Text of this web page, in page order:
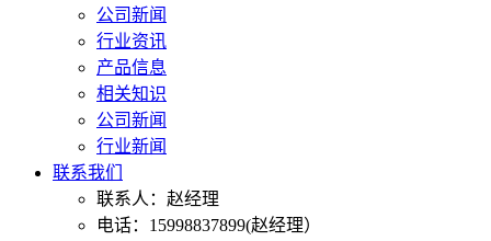
公司新闻
行业资讯
产品信息
相关知识
公司新闻
行业新闻
联系我们
联系人：赵经理
电话：15998837899(赵经理）